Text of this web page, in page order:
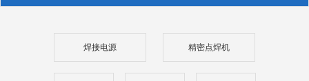
焊接电源 精密点焊机